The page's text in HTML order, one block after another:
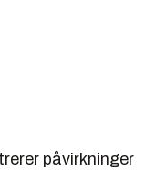
påvirkninger